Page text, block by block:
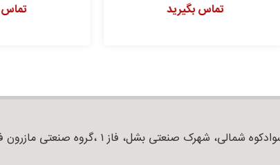
شمالی، شهرک صنعتی بشل، فاز ۱ ،گروه صنعتی مازرون فوم